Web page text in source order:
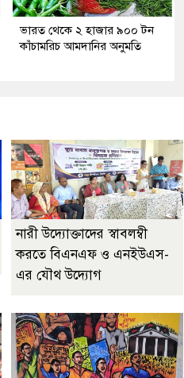
ভারত থেকে ২ হাজার ৯০০ টন
কাঁচামরিচ আমদানির অনুমতি
নারী উদ্যোক্তাদের স্বাবলম্বী
করতে বিএনএফ ও এনইউএস-
এর যৌথ উদ্যোগ